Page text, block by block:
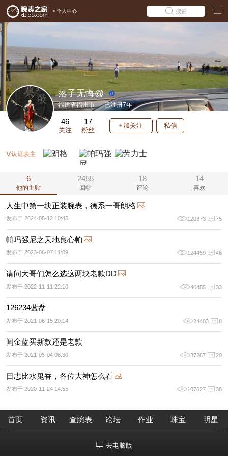
> 个人中心 搜索
落子无悔@
福建省福州市 已注册7年
46
关注
17
粉丝
加关注 私信
6
他的主贴
2455
回帖
18
评论
14
喜欢
人生中第一块正装腕表，德系一哥朗格
发布于 2024-08-12 10:45 120873 75
帕玛强尼之天地良心帕
发布于 2023-06-07 11:09 124459 46
请问大哥们怎么选这两块老款DD
发布于 2022-11-11 22:10 40455 33
126234蓝盘
发布于 2021-06-15 20:14 24403 8
间金蓝买新款还是老款
发布于 2021-05-04 08:30 37267 20
日志比水鬼香，各位大神怎么看
发布于 2020-11-24 14:55 107627 38
首页 资讯 查腕表 论坛 作业 珠宝 明星
去电脑版